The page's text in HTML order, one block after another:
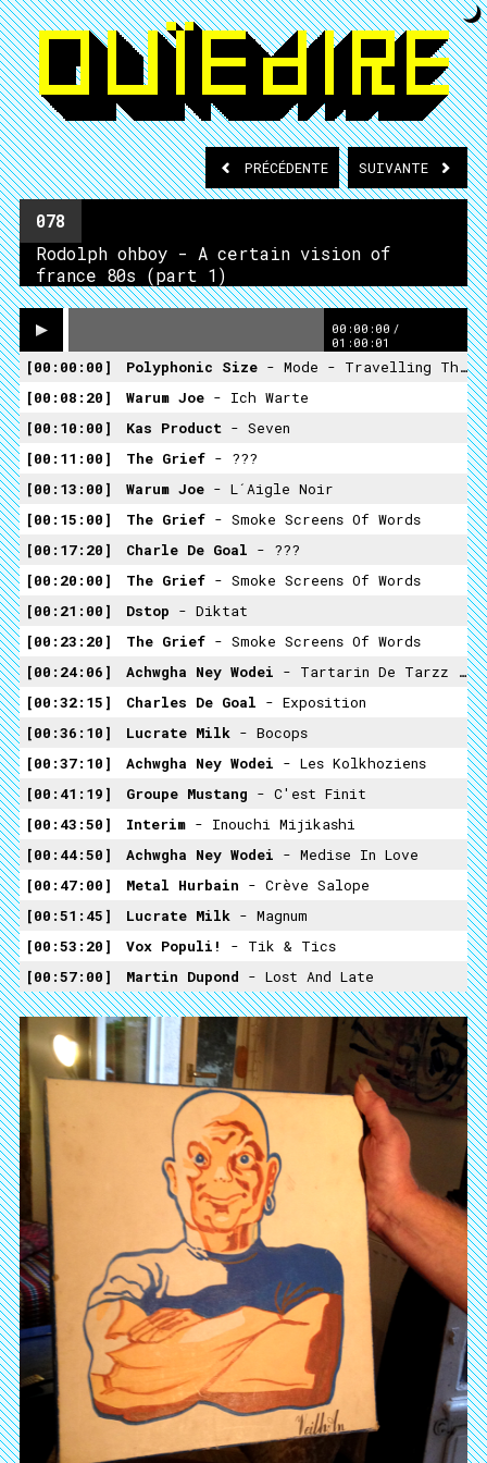
PRÉCÉDENTE SUIVANTE
078
Rodolph ohboy - A certain vision of
france 80s (part 1)
00:00:00 /
01:00:01
00:00:00 Polyphonic Size - Mode - Travelling Things - Party
00:08:20
Warum Joe - Ich Warte
00:10:00
Kas Product - Seven
00:11:00
The Grief - ???
00:13:00
Warum Joe - L´aigle Noir
00:15:00
The Grief - Smoke Screens Of Words
00:17:20
Charle De Goal - ???
00:20:00
The Grief - Smoke Screens Of Words
00:21:00
Dstop - Diktat
00:23:20
The Grief - Smoke Screens Of Words
00:24:06
Achwgha Ney Wodei - Tartarin De Tarzz King - Trade Acoustique Pour Magnétophone Seul
00:32:15
Charles De Goal - Exposition
00:36:10
Lucrate Milk - Bocops
00:37:10
Achwgha Ney Wodei - Les Kolkhoziens
00:41:19
Groupe Mustang - C'est Finit
00:43:50
Interim - Inouchi Mijikashi
00:44:50
Achwgha Ney Wodei - Medise In Love
00:47:00
Metal Hurbain - Crève Salope
00:51:45
Lucrate Milk - Magnum
00:53:20
Vox Populi!
- Tik & Tics
00:57:00
Martin Dupond - Lost And Late